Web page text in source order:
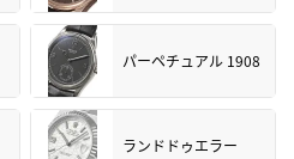
パーペチュアル 1908
ランドドゥエラー